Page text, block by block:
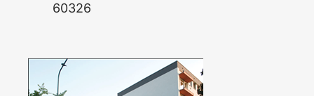
60326